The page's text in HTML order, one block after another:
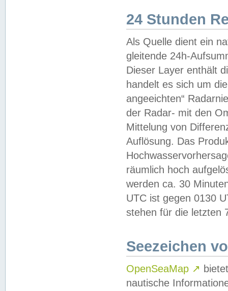
24 Stunden
Als Quelle dient ein
gleitende 24h-
Dieser Layer enthält
handelt es sich um
angeeichten“
der Radar- mit den
Mittelung von
Auflösung. Das
räumlich hoch
werden ca. 30
UTC ist gegen 0130
stehen für die letzten
Seezeichen
OpenSeaMap ↗
nautische